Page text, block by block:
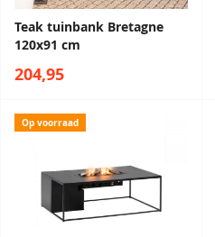
Teak tuinbank Bretagne
120x91 cm
204,95
Op voorraad